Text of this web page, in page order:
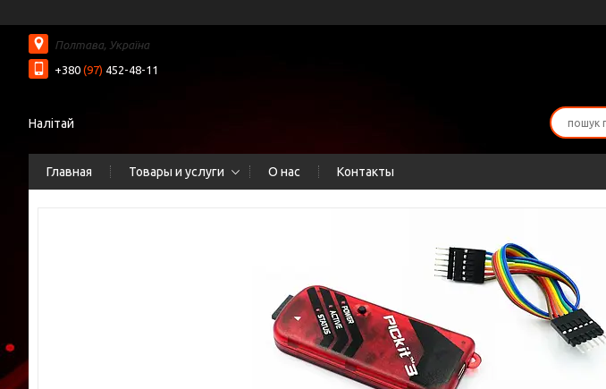
Полтава, Україна
+380 (97) 452-48-11
Налітай
Главная Товары и услуги О нас Контакты